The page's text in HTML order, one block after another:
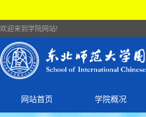
欢迎来到学院网站!
网站首页 学院概况